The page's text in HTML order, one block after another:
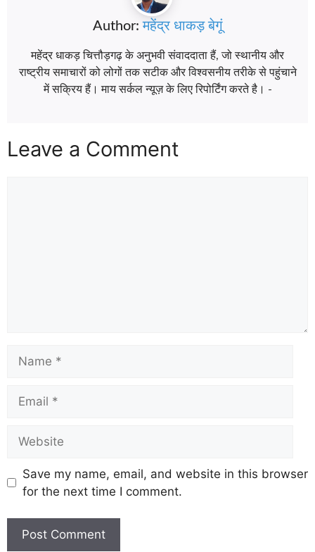
Author:महेंद्र धाकड़ बेगूं
महेंद्र धाकड़ चित्तौड़गढ़ के अनुभवी संवाददाता हैं, जो स्थानीय और
राष्ट्रीय समाचारों को लोगों तक सटीक और विश्वसनीय तरीके से पहुंचाने
में सक्रिय हैं। माय सर्कल न्यूज़ के लिए रिपोर्टिंग करते है। -
Leave a Comment
Save my name, email, and website in this browser
for the next time I comment.